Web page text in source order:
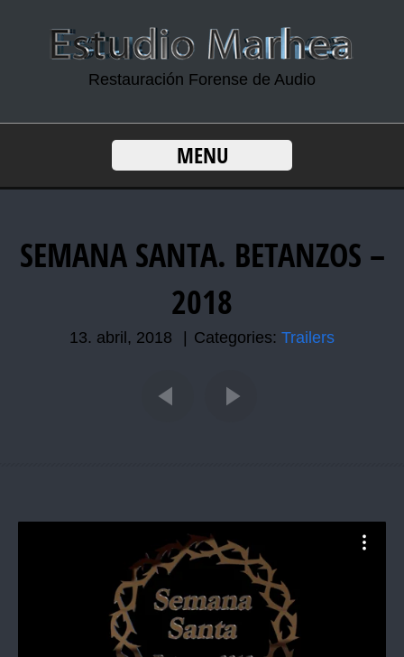
Restauración Forense de Audio
MENU
SEMANA SANTA. BETANZOS –
2018
13. abril, 2018 Categories: Trailers